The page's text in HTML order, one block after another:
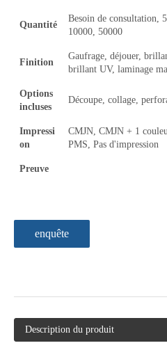
Quantité
Besoin de consultation,
10000, 50000
Finition
Gaufrage, déjouer,
brillant UV, laminage
Options
incluses
Découpe, collage,
Impressi
on
CMJN, CMJN + 1
PMS, Pas d'impression
Preuve
enquête
Description du produit